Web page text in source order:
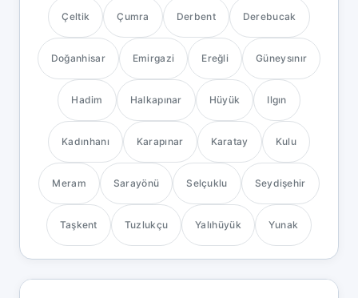
Çeltik Çumra Derbent Derebucak
Doğanhisar Emirgazi Ereğli Güneysınır
Hadim Halkapınar Hüyük Ilgın
Kadınhanı Karapınar Karatay Kulu
Meram Sarayönü Selçuklu Seydişehir
Taşkent Tuzlukçu Yalıhüyük Yunak